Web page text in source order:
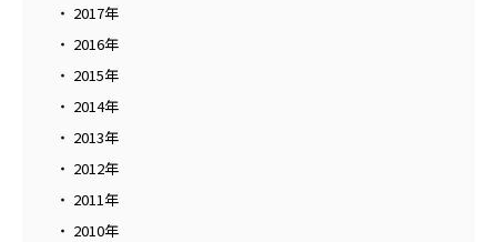
2017年
2016年
2015年
2014年
2013年
2012年
2011年
2010年